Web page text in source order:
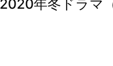
2020年冬ドラマ